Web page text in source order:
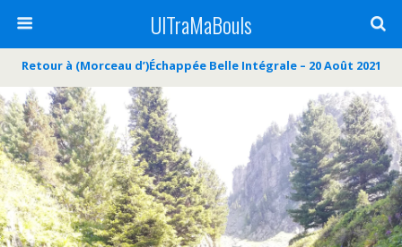
UlTraMaBouls
Retour à (Morceau d’)Échappée Belle Intégrale – 20 Août 2021